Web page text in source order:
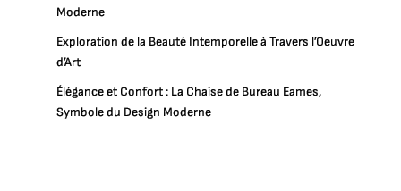
Moderne
Exploration de la Beauté Intemporelle à Travers l’Oeuvre
d’Art
Élégance et Confort : La Chaise de Bureau Eames,
Symbole du Design Moderne